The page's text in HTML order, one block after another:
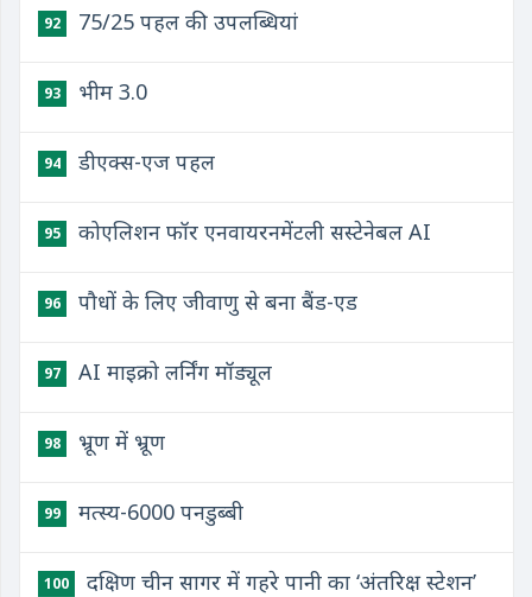
92 ​75/25 पहल की उपलब्धियां
93 ​भीम 3.0
94 ​डीएक्स-एज पहल
95 कोएलिशन फॉर एनवायरनमेंटली सस्टेनेबल AI
96 पौधों के लिए जीवाणु से बना बैंड-एड
97 AI माइक्रो लर्निंग मॉड्यूल
98 भ्रूण में भ्रूण
99 मत्स्य-6000 पनडुब्बी
100 दक्षिण चीन सागर में गहरे पानी का ‘अंतरिक्ष स्टेशन’